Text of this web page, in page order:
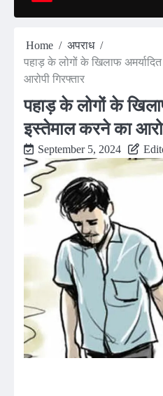
Home
अपराध
पहाड़ के लोगों के खिलाफ
आरोपी गिरफ्तार
पहाड़ के लोगों के
इस्तेमाल करने का
September 5, 2024